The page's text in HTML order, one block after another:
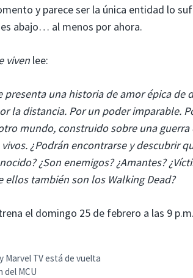
y parece ser la única entidad lo
abajo… al menos por ahora.
viven lee:
presenta una historia de amor épica
la distancia. Por un poder imparable.
mundo, construido sobre una
¿Podrán encontrarse y descubrir
¿Son enemigos? ¿Amantes?
ellos también son los Walking Dead?
el domingo 25 de febrero a las 9
Marvel TV está de vuelta
del MCU